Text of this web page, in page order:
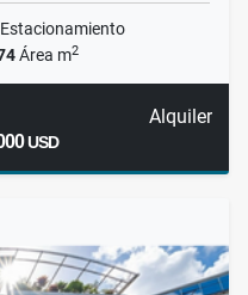
Estacionamiento
Área m2
Alquiler
USD